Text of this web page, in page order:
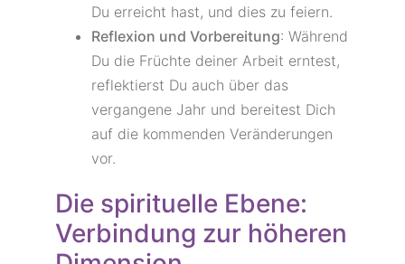
Du erreicht hast, und dies zu feiern.
Reflexion und Vorbereitung: Während
Du die Früchte deiner Arbeit erntest,
reflektierst Du auch über das
vergangene Jahr und bereitest Dich
auf die kommenden Veränderungen
vor.
Die spirituelle Ebene:
Verbindung zur höheren